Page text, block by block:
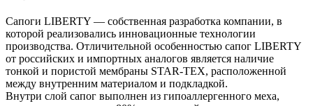
Сапоги LIBERTY — собственная разработка компании, в
которой реализовались инновационные технологии
производства. Отличительной особенностью сапог LIBERTY
от российских и импортных аналогов является наличие
тонкой и пористой мембраны STAR-TEX, расположенной
между внутренним материалом и подкладкой.
Внутри слой сапог выполнен из гипоаллергенного меха,